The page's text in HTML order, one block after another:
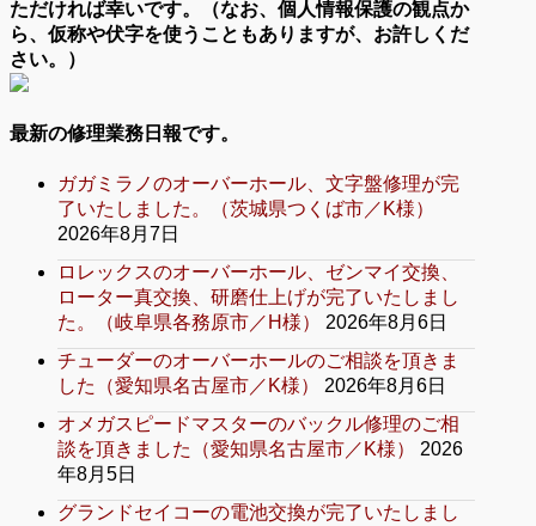
ただければ幸いです。（なお、個人情報保護の観点か
ら、仮称や伏字を使うこともありますが、お許しくだ
さい。）
最新の修理業務日報です。
ガガミラノのオーバーホール、文字盤修理が完
了いたしました。（茨城県つくば市／K様）
2026年8月7日
ロレックスのオーバーホール、ゼンマイ交換、
ローター真交換、研磨仕上げが完了いたしまし
た。（岐阜県各務原市／H様）
2026年8月6日
チューダーのオーバーホールのご相談を頂きま
した（愛知県名古屋市／K様）
2026年8月6日
オメガスピードマスターのバックル修理のご相
談を頂きました（愛知県名古屋市／K様）
2026
年8月5日
グランドセイコーの電池交換が完了いたしまし